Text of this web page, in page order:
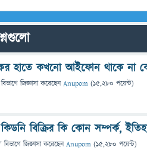
হাতে কখনো আইফোন থাকে না
জিজ্ঞাসাকরেছেনAnupom (15,280 পয়েন্ট)
বিক্রির কি কোন সম্পর্ক,
বিভাগে জিজ্ঞাসাকরেছেনAnupom (15,280 পয়েন্ট)